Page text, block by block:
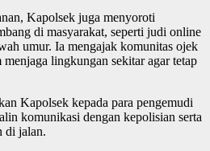
Kapolsek juga menyoroti
di masyarakat, seperti judi online
umur. Ia mengajak komunitas ojek
lingkungan sekitar agar tetap
Kapolsek kepada para pengemudi
komunikasi dengan kepolisian serta
di jalan.